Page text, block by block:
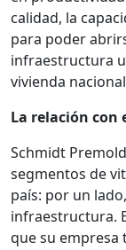
calidad, la
para poder
infraestructura
vivienda
La relación con
Schmidt
segmentos de
país: por un
infraestructura.
que su empresa